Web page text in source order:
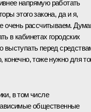
напрямую работать
этого закона, да и я,
очень рассчитываем.
в кабинетах городских
выступать перед
тоже нужно для
в том числе
общественные